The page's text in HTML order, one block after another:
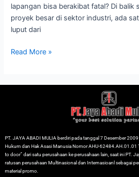
lapangan bisa berakibat fatal? Di balik
proyek besar di sektor industri, ada
luput dari
Read More »
PT. JAYA ABADI MULIA berdiri pada tanggal 7 Desember
Hukum dan Hak Asasi Manusia Nomor AHU-62484.AH.01.01
to door” dari satu perusahaan ke perusahaan lain, saat ini PT.
ratusan perusahaan Multinasional dan Internasioanl sebagai
material promo.